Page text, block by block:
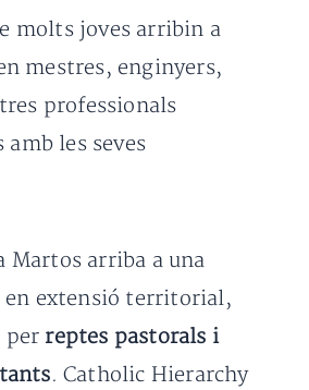
molts joves arribin a
mestres, enginyers,
professionals
amb les seves
Martos arriba a una
en extensió territorial,
per reptes pastorals i
. Catholic Hierarchy